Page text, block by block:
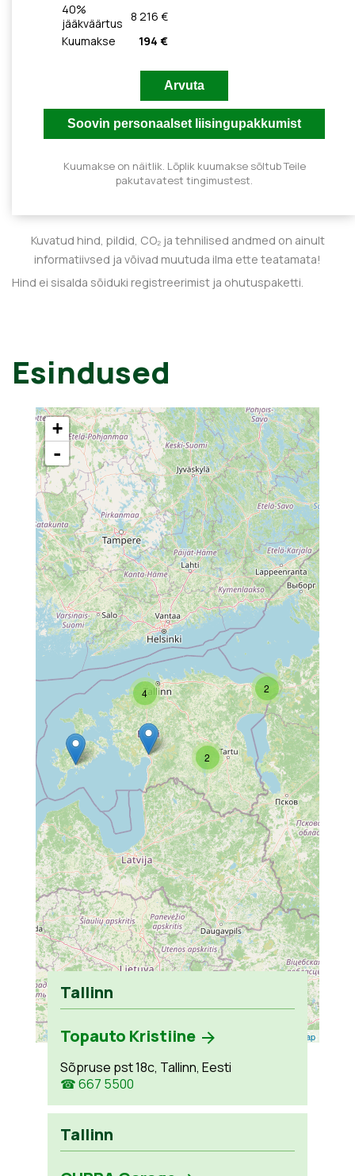
40%
jääkväärtus 8 216 €
Kuumakse
194 €
Kuumakse on näitlik. Lõplik kuumakse sõltub Teile
pakutavatest tingimustest.
Kuvatud hind, pildid, CO₂ ja tehnilised andmed on ainult
informatiivsed ja võivad muutuda ilma ette teatamata!
Hind ei sisalda sõiduki registreerimist ja ohutuspaketti.
Esindused
2
2
4
+
-
Leaflet OpenStreetMap
Tallinn
Topauto Kristiine
Sõpruse pst 18c, Tallinn, Eesti
☎ 667 5500
Tallinn